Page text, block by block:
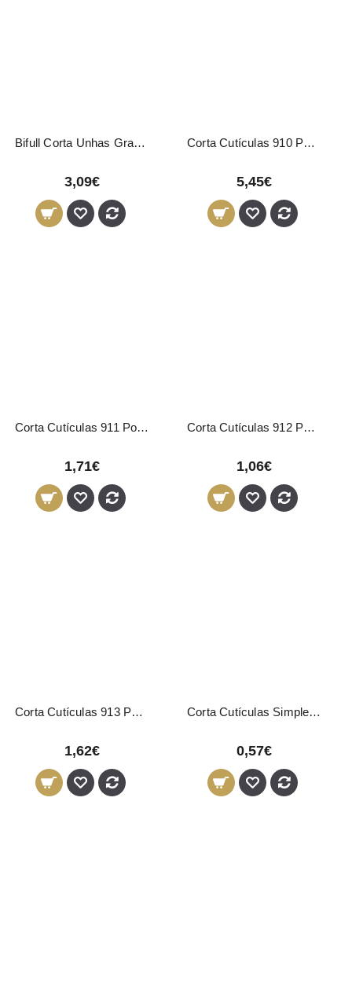
Bifull Corta Unhas Grande Inox
3,09€
Corta Cutículas 910 Ponta Cortante
5,45€
Corta Cutículas 911 Ponta Flecha
1,71€
Corta Cutículas 912 Ponta Quadrada
1,06€
Corta Cutículas 913 Ponta Pico
1,62€
Corta Cutículas Simples 01069 Eurostil
0,57€